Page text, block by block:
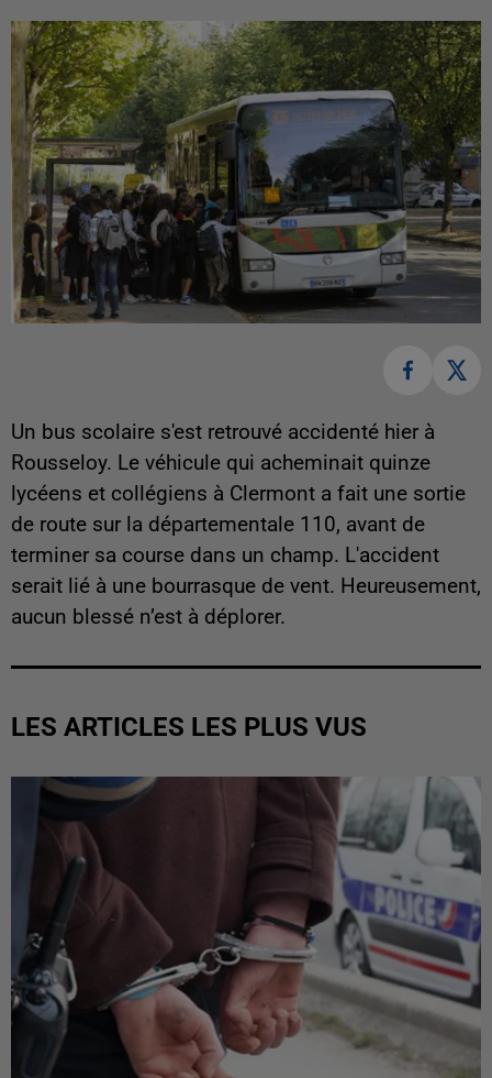
Un bus scolaire s'est retrouvé accidenté hier à
Rousseloy. Le véhicule qui acheminait quinze
lycéens et collégiens à Clermont a fait une sortie
de route sur la départementale 110, avant de
terminer sa course dans un champ. L'accident
serait lié à une bourrasque de vent. Heureusement,
aucun blessé n’est à déplorer.
LES ARTICLES LES PLUS VUS